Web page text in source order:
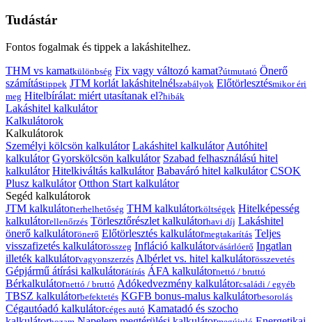
Tudástár
Fontos fogalmak és tippek a lakáshitelhez.
THM vs kamatkülönbség Fix vagy változó kamat?útmutató Önerő
számítástippek JTM korlát lakáshitelnélszabályok Előtörlesztésmikor éri
meg Hitelbírálat: miért utasítanak el?hibák
Lakáshitel kalkulátor
Kalkulátorok
Kalkulátorok
Személyi kölcsön kalkulátor Lakáshitel kalkulátor Autóhitel
kalkulátor Gyorskölcsön kalkulátor Szabad felhasználású hitel
kalkulátor Hitelkiváltás kalkulátor Babaváró hitel kalkulátor CSOK
Plusz kalkulátor Otthon Start kalkulátor
Segéd kalkulátorok
JTM kalkulátorterhelhetőség THM kalkulátorköltségek Hitelképesség
kalkulátorellenőrzés Törlesztőrészlet kalkulátorhavi díj Lakáshitel
önerő kalkulátorönerő Előtörlesztés kalkulátormegtakarítás Teljes
visszafizetés kalkulátorösszeg Infláció kalkulátorvásárlóerő Ingatlan
illeték kalkulátorvagyonszerzés Albérlet vs. hitel kalkulátorösszevetés
Gépjármű átírási kalkulátorátírás ÁFA kalkulátornettó / bruttó
Bérkalkulátornettó / bruttó Adókedvezmény kalkulátorcsaládi / egyéb
TBSZ kalkulátorbefektetés KGFB bonus-malus kalkulátorbesorolás
Cégautóadó kalkulátorcéges autó Kamatadó és szocho